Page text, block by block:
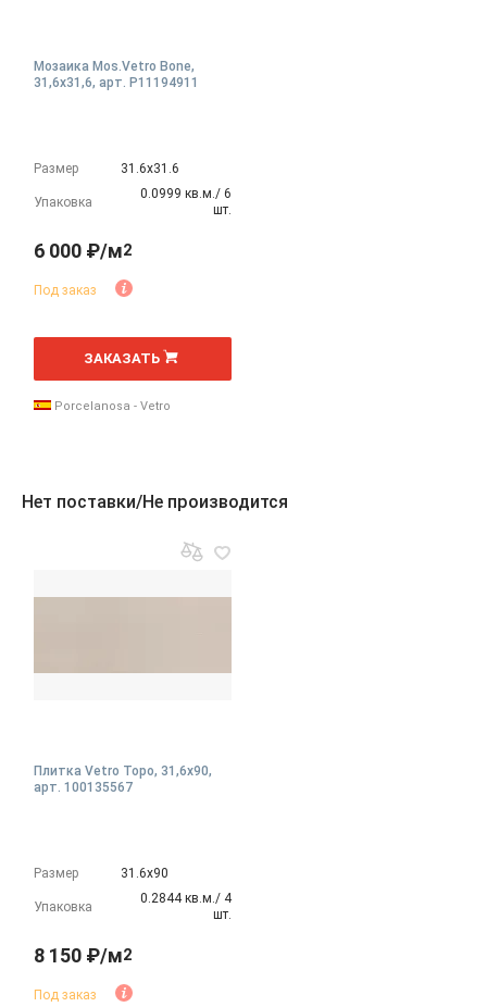
Мозаика Mos.Vetro Bone,
31,6x31,6, арт. P11194911
Размер 31.6х31.6
Упаковка
0.0999 кв.м./ 6
шт.
6 000 ₽/м2
Под заказ
м
ЗАКАЗАТЬ
Porcelanosa - Vetro
Нет поставки/Не производится
Плитка Vetro Topo, 31,6x90,
арт. 100135567
Размер 31.6х90
Упаковка
0.2844 кв.м./ 4
шт.
8 150 ₽/м2
Под заказ